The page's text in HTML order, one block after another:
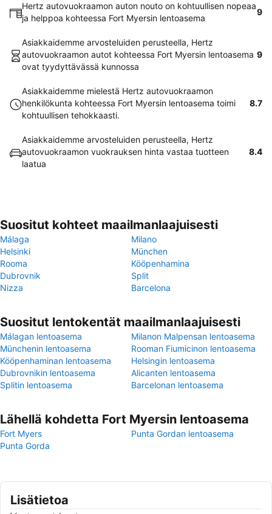
Hertz autovuokraamon auton nouto on kohtuullisen nopeaa
ja helppoa kohteessa Fort Myersin lentoasema
9
Asiakkaidemme arvosteluiden perusteella, Hertz
autovuokraamon autot kohteessa Fort Myersin lentoasema
ovat tyydyttävässä kunnossa
9
Asiakkaidemme mielestä Hertz autovuokraamon
henkilökunta kohteessa Fort Myersin lentoasema toimi
kohtuullisen tehokkaasti.
8.7
Asiakkaidemme arvosteluiden perusteella, Hertz
autovuokraamon vuokrauksen hinta vastaa tuotteen
laatua
8.4
Suositut kohteet maailmanlaajuisesti
Málaga
Milano
Helsinki
München
Rooma
Kööpenhamina
Dubrovnik
Split
Nizza
Barcelona
Suositut lentokentät maailmanlaajuisesti
Málagan lentoasema
Milanon Malpensan lentoasema
Münchenin lentoasema
Rooman Fiumicinon lentoasema
Kööpenhaminan lentoasema
Helsingin lentoasema
Dubrovnikin lentoasema
Alicanten lentoasema
Splitin lentoasema
Barcelonan lentoasema
Lähellä kohdetta Fort Myersin lentoasema
Fort Myers
Punta Gordan lentoasema
Punta Gorda
Lisätietoa